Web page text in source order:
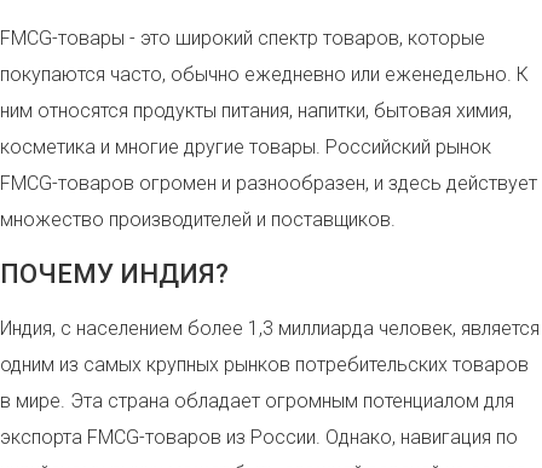
FMCG-товары - это широкий спектр товаров, которые
покупаются часто, обычно ежедневно или еженедельно. К
ним относятся продукты питания, напитки, бытовая химия,
косметика и многие другие товары. Российский рынок
FMCG-товаров огромен и разнообразен, и здесь действует
множество производителей и поставщиков.
ПОЧЕМУ ИНДИЯ?
Индия, с населением более 1,3 миллиарда человек, является
одним из самых крупных рынков потребительских товаров
в мире. Эта страна обладает огромным потенциалом для
экспорта FMCG-товаров из России. Однако, навигация по